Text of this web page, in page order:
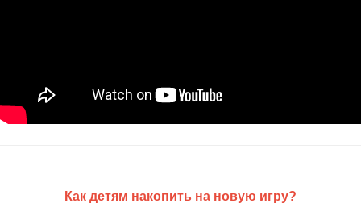
Как детям накопить на новую игру?